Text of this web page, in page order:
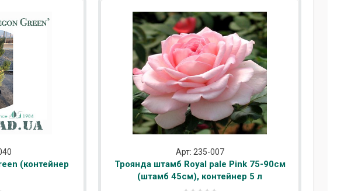
(контейнер
Арт: 235-007
Троянда штамб Royal pale Pink 75-90см
(штамб 45см), контейнер 5 л